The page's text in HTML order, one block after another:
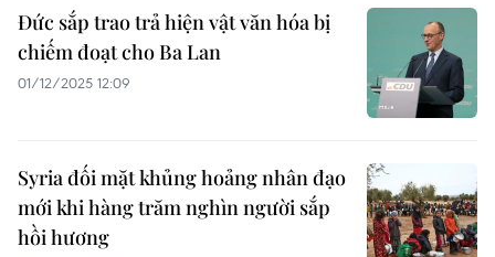
Đức sắp trao trả hiện vật văn hóa bị
chiếm đoạt cho Ba Lan
01/12/2025 12:09
Syria đối mặt khủng hoảng nhân đạo
mới khi hàng trăm nghìn người sắp
hồi hương